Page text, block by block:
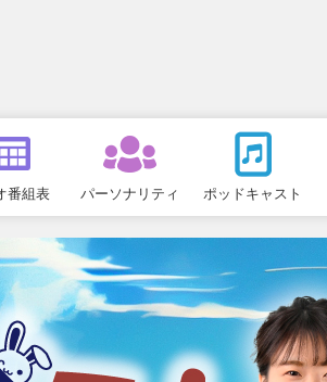
番組表 パーソナリティ ポッドキャスト